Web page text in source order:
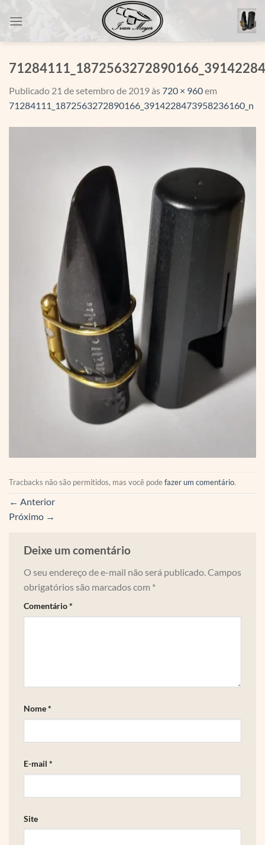
Publicado 21 de setembro de 2019às720 × 960em
71284111_1872563272890166_3914228473958236160_n
Tracbacks não são permitidos, mas você podefazer um comentário.
← Anterior
Próximo →
Deixe um comentário
O seu endereço de e-mail não será publicado.Campos
obrigatórios são marcados com *
Comentário*
Nome*
E-mail *
Site